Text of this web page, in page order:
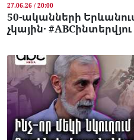
27.06.26 / 20:00
50-ականների
չկային․ #ABCինտերվյու